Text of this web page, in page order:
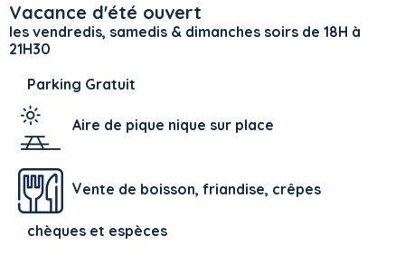
Vacance d'été ouvert
les vendredis, samedis & dimanches soirs de 18H à
21H30
Parking Gratuit
Aire de pique nique sur place
Vente de boisson, friandise, crêpes
chèques et espèces